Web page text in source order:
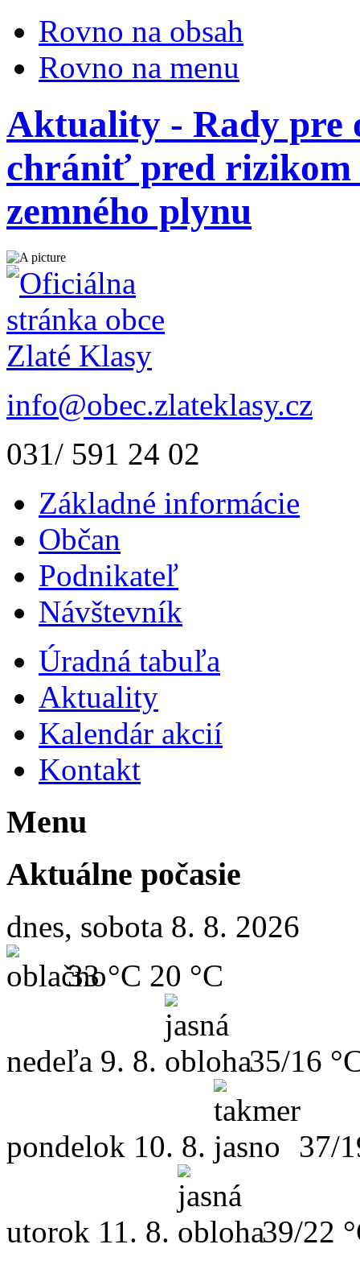
Rovno na obsah
Rovno na menu
Aktuality - Rady pre
chrániť pred rizikom
zemného plynu
info@obec.zlateklasy.cz
031/ 591 24 02
Základné informácie
Občan
Podnikateľ
Návštevník
Úradná tabuľa
Aktuality
Kalendár akcií
Kontakt
Menu
Aktuálne počasie
dnes, sobota 8. 8. 2026
33 °C 20 °C
nedeľa 9. 8. 35/16
pondelok 10. 8. 37/
utorok 11. 8. 39/22